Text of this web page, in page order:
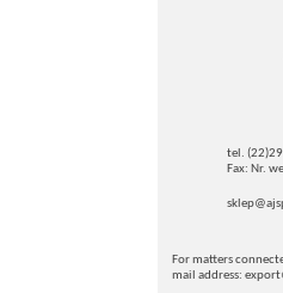
tel.
Fax: Nr.
For matters
mail address: